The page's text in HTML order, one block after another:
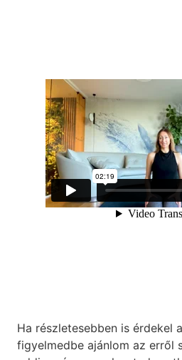
Ha részletesebben is érdekel
figyelmedbe ajánlom az erről